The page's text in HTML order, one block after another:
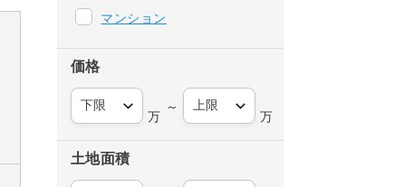
マンション
価格
万
～
万
土地面積